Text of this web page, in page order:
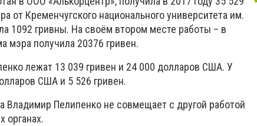
от Кременчугского национального университета им.
1092 гривны. На своём втором месте работы – в
мэра получила 20376 гривен.
лежат 13 039 гривен и 24 000 долларов США. У
США и 5 526 гривен.
Владимир Пелипенко не совмещает с другой работой
органах.